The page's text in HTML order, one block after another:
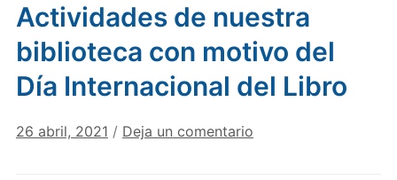
Actividades de nuestra
biblioteca con motivo del
Día Internacional del Libro
26 abril, 2021 / Deja un comentario